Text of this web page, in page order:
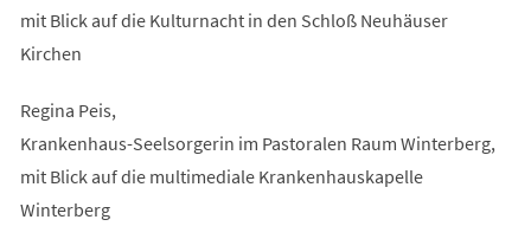
mit Blick auf die Kulturnacht in den Schloß Neuhäuser
Kirchen
Regina Peis,
Krankenhaus-Seelsorgerin im Pastoralen Raum Winterberg,
mit Blick auf die multimediale Krankenhauskapelle
Winterberg